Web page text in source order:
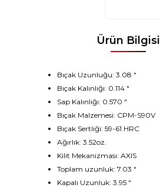
Ürün Bilgisi
Bıçak Uzunluğu: 3.08 "
Bıçak Kalınlığı: 0.114 "
Sap Kalınlığı: 0.570 "
Bıçak Malzemesi: CPM-S90V
Bıçak Sertliği: 59-61 HRC
Ağırlık: 3.52oz.
Kilit Mekanizması: AXIS
Toplam uzunluk: 7.03 "
Kapalı Uzunluk: 3.95 "